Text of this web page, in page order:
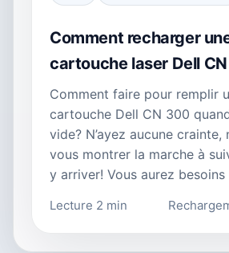
Comment recharger
cartouche laser Dell
Comment faire pour remplir
cartouche Dell CN 300
vide? N’ayez aucune crainte,
vous montrer la marche à
y arriver! Vous aurez
Lecture 2 min